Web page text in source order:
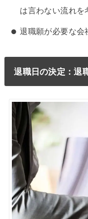
は言わない流れを
退職願が必要な会
退職日の決定：退